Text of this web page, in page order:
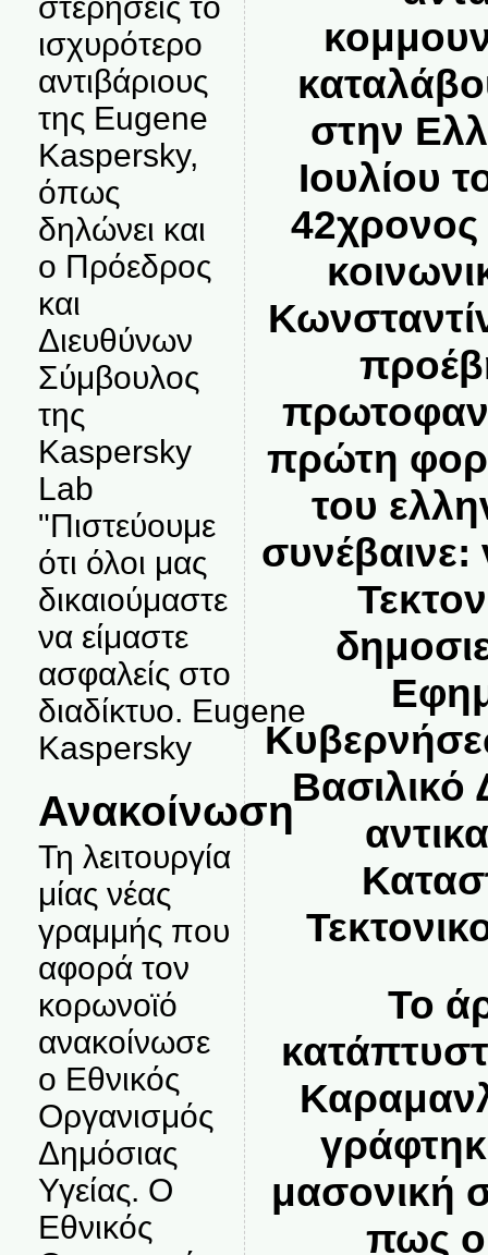
ισχυρότερο
αντιβάριους
της Eugene
Kaspersky,
όπως
δηλώνει και
ο Πρόεδρος
και
Διευθύνων
Σύμβουλος
της
Kaspersky
Lab
"Πιστεύουμε
ότι όλοι μας
δικαιούμαστε
να είμαστε
ασφαλείς στο
διαδίκτυο. Eugene
Kaspersky
Ανακοίνωση
Τη λειτουργία
μίας νέας
γραμμής που
αφορά τον
κορωνοϊό
ανακοίνωσε
ο Εθνικός
Οργανισμός
Δημόσιας
Υγείας. Ο
Εθνικός
στην
Ιουλίου
πρώτη
του
συνέβαινε:
Βασιλικό
Το
μασονική
πως